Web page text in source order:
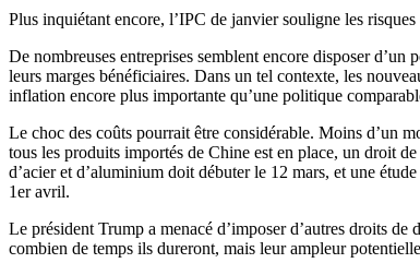
Plus inquiétant encore, l’IPC de janvier souligne les
De nombreuses entreprises semblent encore disposer
leurs marges bénéficiaires. Dans un tel contexte, les
inflation encore plus importante qu’une politique
Le choc des coûts pourrait être considérable. Moins d’un
tous les produits importés de Chine est en place, un droit
d’acier et d’aluminium doit débuter le 12 mars, et une
1er avril.
Le président Trump a menacé d’imposer d’autres droits
combien de temps ils dureront, mais leur ampleur